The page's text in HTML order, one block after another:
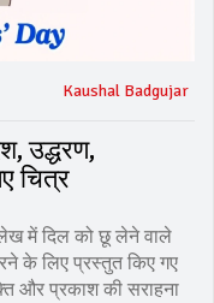
Kaushal Badgujar
उद्धरण,
चित्र
में दिल को छू लेने वाले
के लिए प्रस्तुत किए गए
और प्रकाश की सराहना